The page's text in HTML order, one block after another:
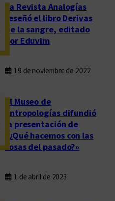
La Revista Analogías
reseñó el libro Derivas
de la sangre, editado
por Eduvim
19 de noviembre de 2022
El Museo de
Antropologías difundió
la presentación de
«¿Qué hacemos con las
cosas del pasado?»
1 de abril de 2023